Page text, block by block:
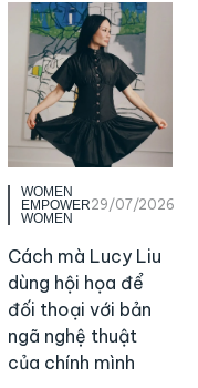
WOMEN
EMPOWER
WOMEN
29/07/2026
Cách mà Lucy Liu
dùng hội họa để
đối thoại với bản
ngã nghệ thuật
của chính mình